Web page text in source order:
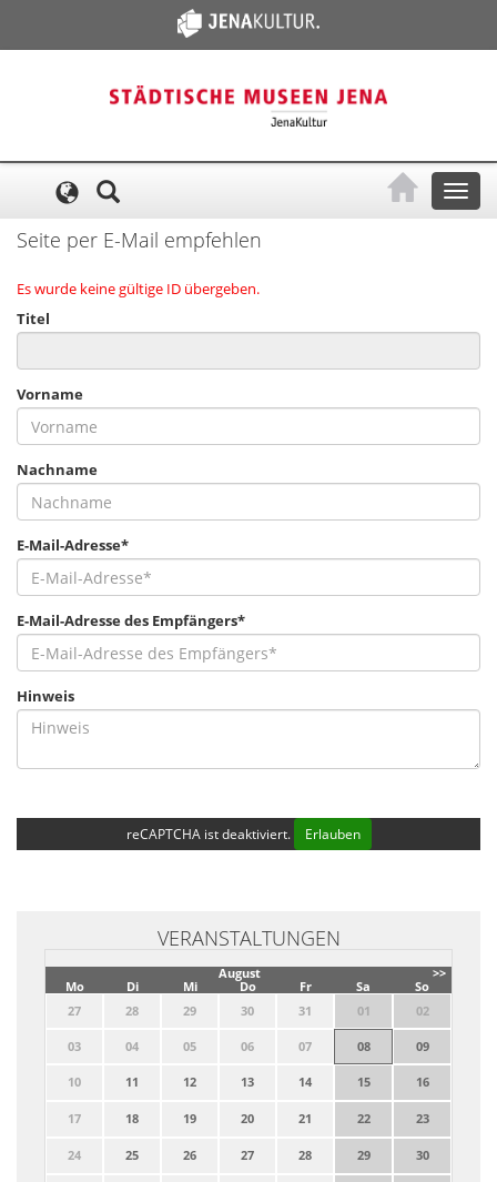
Toggle
Seite per E-Mail empfehlen
Es wurde keine gültige ID übergeben.
Titel
Vorname
Nachname
E-Mail-Adresse*
E-Mail-Adresse des Empfängers*
Hinweis
reCAPTCHA ist deaktiviert. Erlauben
VERANSTALTUNGEN
>>
August
Mo
Di Mi Do Fr Sa
So
27
28 29 30 31 01 02
03 04 05 06 07 08 09
10 11 12 13 14 15 16
17 18 19 20 21 22 23
24 25 26 27 28 29 30